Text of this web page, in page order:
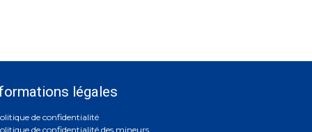
légales
de confidentialité
de confidentialité des mineurs